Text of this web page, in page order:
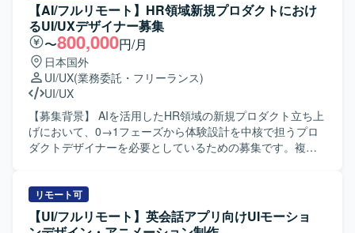
【AI/フルリモート】HR領域新規プロダクトにおけ
るUI/UXデザイナー募集
〜800,000円/月
日本国外
UI/UX(業務委託・フリーランス)
UI/UX
【募集背景】 AIを活用したHR領域の新規プロダクト立ち上
げにおいて、0→1フェーズから体験設計を中核で担うプロ
ダクトデザイナーを必要としているための募集です。複数
す。 【作業内容】 ・AIを活用したHR領域の新規プロダク
トにおけるUX設計、情報設計、UIデザインを行っていただ
きます。 ・ユーザー課題、事業課題、マーケット仮説を踏
リモート可
【UI/フルリモート】英会話アプリ向けUIモーショ